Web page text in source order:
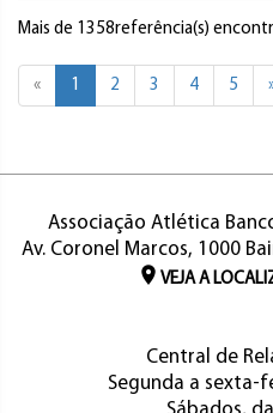
Mais de 1358referência(s)
« 1 2 3 4 5
Associação Atlética
Av. Coronel Marcos, 1000
VEJA A
Central de
Segunda a sexta-